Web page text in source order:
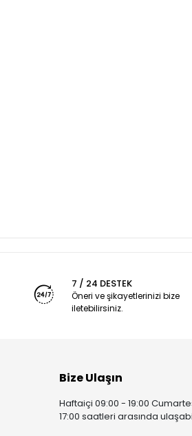
7 / 24 DESTEK
Öneri ve şikayetlerinizi bize
iletebilirsiniz.
Bize Ulaşın
Haftaiçi 09:00 - 19:00
17:00 saatleri arasında